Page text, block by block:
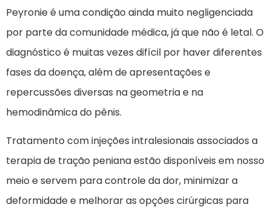
Peyronie é uma condição ainda muito negligenciada
por parte da comunidade médica, já que não é letal. O
diagnóstico é muitas vezes difícil por haver diferentes
fases da doença, além de apresentações e
repercussões diversas na geometria e na
hemodinâmica do pênis.
Tratamento com injeções intralesionais associados a
terapia de tração peniana estão disponíveis em nosso
meio e servem para controle da dor, minimizar a
deformidade e melhorar as opções cirúrgicas para